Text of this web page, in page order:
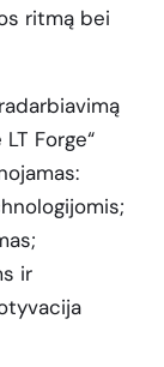
ritmą bei
Forge“
ir